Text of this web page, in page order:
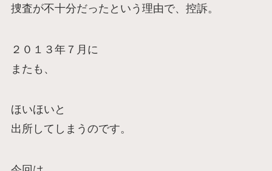
捜査が不十分だったという理由で、控訴。
２０１３年７月に
またも、
ほいほいと
出所してしまうのです。